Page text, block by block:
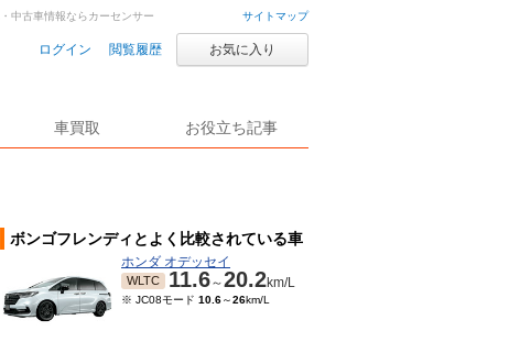
サイトマップ
ログイン 閲覧履歴 お気に入り
車買取 お役立ち記事
中古車情報ならカーセンサー
ボンゴフレンディとよく比較されている車
ホンダ オデッセイ
WLTC 11.6～20.2km/L
※ JC08モード 10.6～26km/L